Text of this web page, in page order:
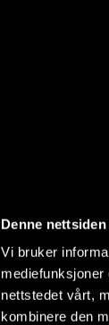
Denne
Vi bruker
nettstedet vårt,
kombinere den